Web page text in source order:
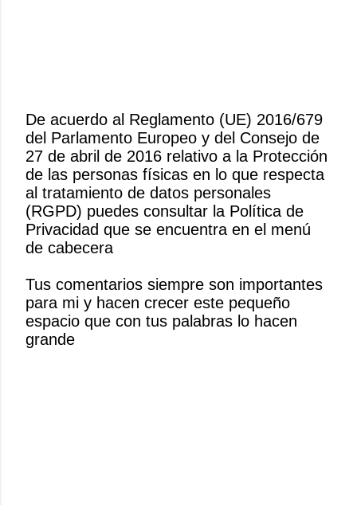
P
u
b
l
i
c
a
u
n
c
o
De acuerdo al Reglamento (UE) 2016/679
del Parlamento Europeo y del Consejo de
27 de abril de 2016 relativo a la Protección
de las personas físicas en lo que respecta
al tratamiento de datos personales
(RGPD) puedes consultar la Política de
Privacidad que se encuentra en el menú
de cabecera
Tus comentarios siempre son importantes
para mi y hacen crecer este pequeño
espacio que con tus palabras lo hacen
grande